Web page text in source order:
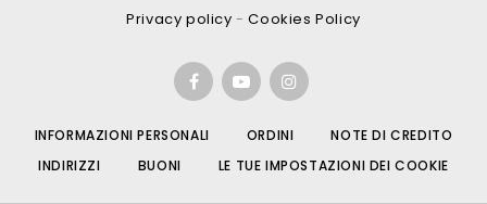
Privacy policy -Cookies Policy
INFORMAZIONI PERSONALI ORDINI
NOTE DI CREDITO
INDIRIZZI
BUONI LE TUE IMPOSTAZIONI DEI COOKIE